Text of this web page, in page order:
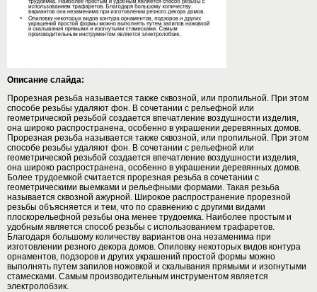
Описание слайда:
Прорезная резьба называется также сквозной, или пропильной. При этом
способе резьбы удаляют фон. В сочетании с рельефной или
геометрической резьбой создается впечатление воздушности изделия,
она широко распространена, особенно в украшении деревянных домов.
Прорезная резьба называется также сквозной, или пропильной. При этом
способе резьбы удаляют фон. В сочетании с рельефной или
геометрической резьбой создается впечатление воздушности изделия,
она широко распространена, особенно в украшении деревянных домов.
Более трудоемкой считается прорезная резьба в сочетании с
геометрическими выемками и рельефными формами. Такая резьба
называется сквозной ажурной. Широкое распространение прорезной
резьбы объясняется и тем, что по сравнению с другими видами
плоскорельефной резьбы она менее трудоемка. Наиболее простым и
удобным является способ резьбы с использованием трафаретов.
Благодаря большому количеству вариантов она незаменима при
изготовлении резного декора домов. Опиловку некоторых видов контура
орнаментов, подзоров и других украшений простой формы можно
выполнять путем запилов ножовкой и скалывания прямыми и изогнутыми
стамесками. Самым производительным инструментом является
электролобзик.